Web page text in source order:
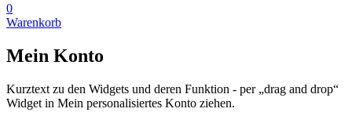
0
Warenkorb
Mein Konto
Kurztext zu den Widgets und deren Funktion - per „drag and drop“
Widget in Mein personalisiertes Konto ziehen.